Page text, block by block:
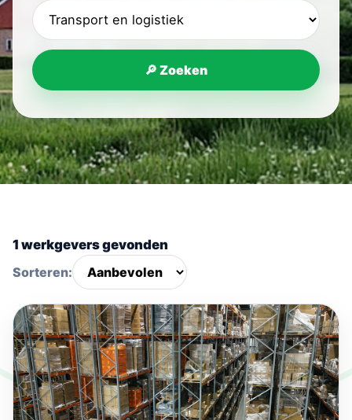
🔎 Zoeken
1 werkgevers gevonden
Sorteren: